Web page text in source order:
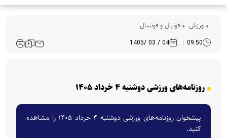
ورزش فوتبال و فوتسال
09:50
04 / 03 /1405
روزنامه‌های ورزشی دوشنبه ۴ خرداد ۱۴۰۵
پیشخوان روزنامه‌های ورزشی دوشنبه ۴ خرداد ۱۴۰۵ را مشاهده
کنید.